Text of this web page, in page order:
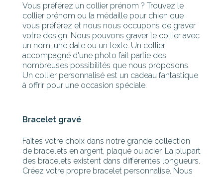
Vous préférez un collier prénom ? Trouvez le
collier prénom ou la médaille pour chien que
vous préférez et nous nous occupons de graver
votre design. Nous pouvons graver le collier avec
un nom, une date ou un texte. Un collier
accompagné d'une photo fait partie des
nombreuses possibilités que nous proposons.
Un collier personnalisé est un cadeau fantastique
à offrir pour une occasion spéciale.
Bracelet gravé
Faîtes votre choix dans notre grande collection
de bracelets en argent, plaqué ou acier. La plupart
des bracelets existent dans différentes longueurs.
Créez votre propre bracelet personnalisé. Nous